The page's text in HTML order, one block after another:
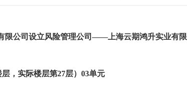
限公司设立风险管理公司——上海云期鸿升实业有限
，实际楼层第27层）03单元